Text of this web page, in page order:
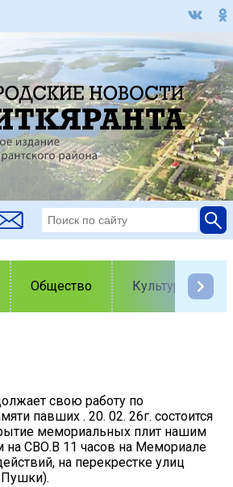
Общество Культура
свою работу по
павших . 20. 02. 26г. состоится
мемориальных плит нашим
СВО.В 11 часов на Мемориале
на перекрестке улиц
Пушки).